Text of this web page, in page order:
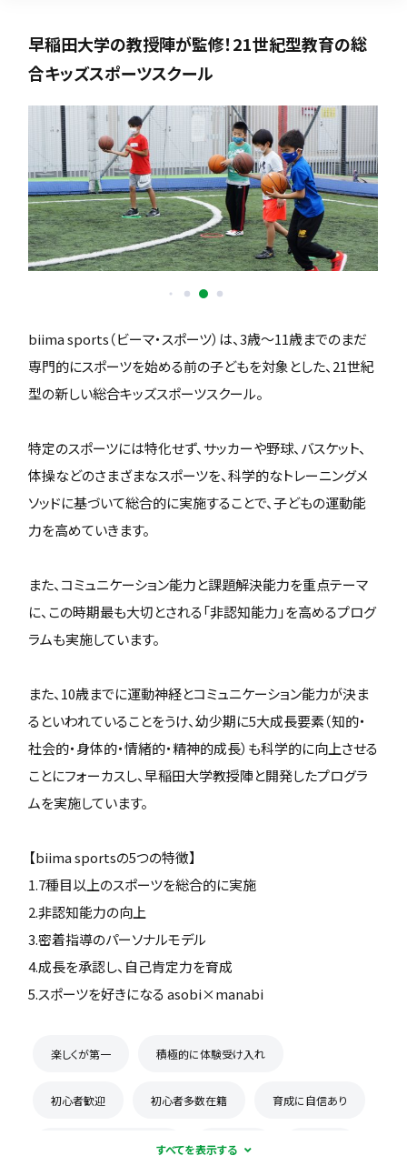
早稲田大学の教授陣が監修！21世紀型教育の総
合キッズスポーツスクール
biima sports（ビーマ・スポーツ）は、3歳〜11歳までのまだ
専門的にスポーツを始める前の子どもを対象とした、21世紀
型の新しい総合キッズスポーツスクール。
特定のスポーツには特化せず、サッカーや野球、バスケット、
体操などのさまざまなスポーツを、科学的なトレーニングメ
ソッドに基づいて総合的に実施することで、子どもの運動能
力を高めていきます。
また、コミュニケーション能力と課題解決能力を重点テーマ
に、この時期最も大切とされる「非認知能力」を高めるプログ
ラムも実施しています。
また、10歳までに運動神経とコミュニケーション能力が決ま
るといわれていることをうけ、幼少期に5大成長要素（知的・
社会的・身体的・情緒的・精神的成長）も科学的に向上させる
ことにフォーカスし、早稲田大学教授陣と開発したプログラ
ムを実施しています。
【biima sportsの5つの特徴】
1.7種目以上のスポーツを総合的に実施
2.非認知能力の向上
3.密着指導のパーソナルモデル
4.成長を承認し、自己肯定力を育成
5.スポーツを好きになる asobi×manabi
楽しくが第一 積極的に体験受け入れ
初心者歓迎 初心者多数在籍 育成に自信あり
コーチとの距離感が近い 少数精鋭